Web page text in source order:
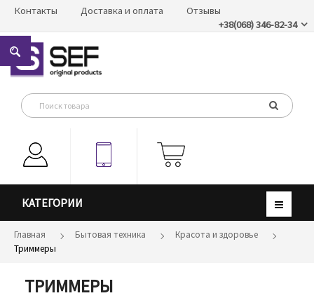
Контакты Доставка и оплата
Отзывы
+38(068) 346-82-34
КАТЕГОРИИ
Главная Бытовая техника
Красота и здоровье
Триммеры
ТРИММЕРЫ